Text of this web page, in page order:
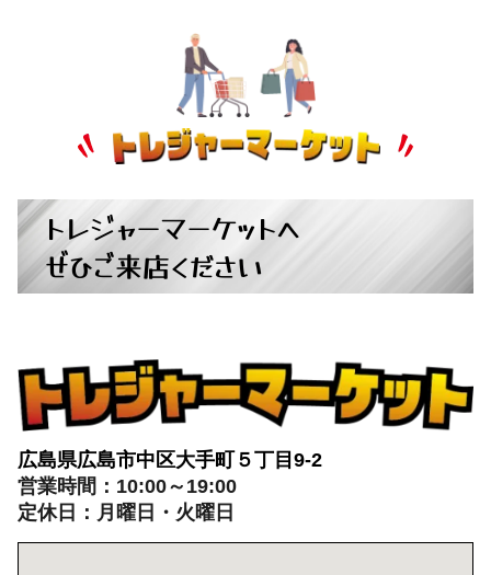
トレジャーマーケットへ
ぜひご来店ください
広島県広島市中区大手町５丁目9-2
営業時間：10:00～19:00
定休日：月曜日・火曜日